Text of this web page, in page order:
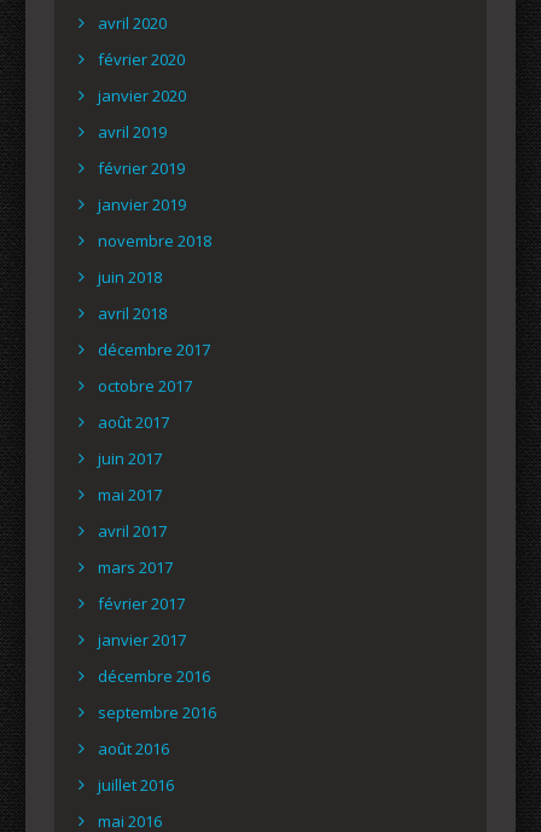
avril 2020
février 2020
janvier 2020
avril 2019
février 2019
janvier 2019
novembre 2018
juin 2018
avril 2018
décembre 2017
octobre 2017
août 2017
juin 2017
mai 2017
avril 2017
mars 2017
février 2017
janvier 2017
décembre 2016
septembre 2016
août 2016
juillet 2016
mai 2016